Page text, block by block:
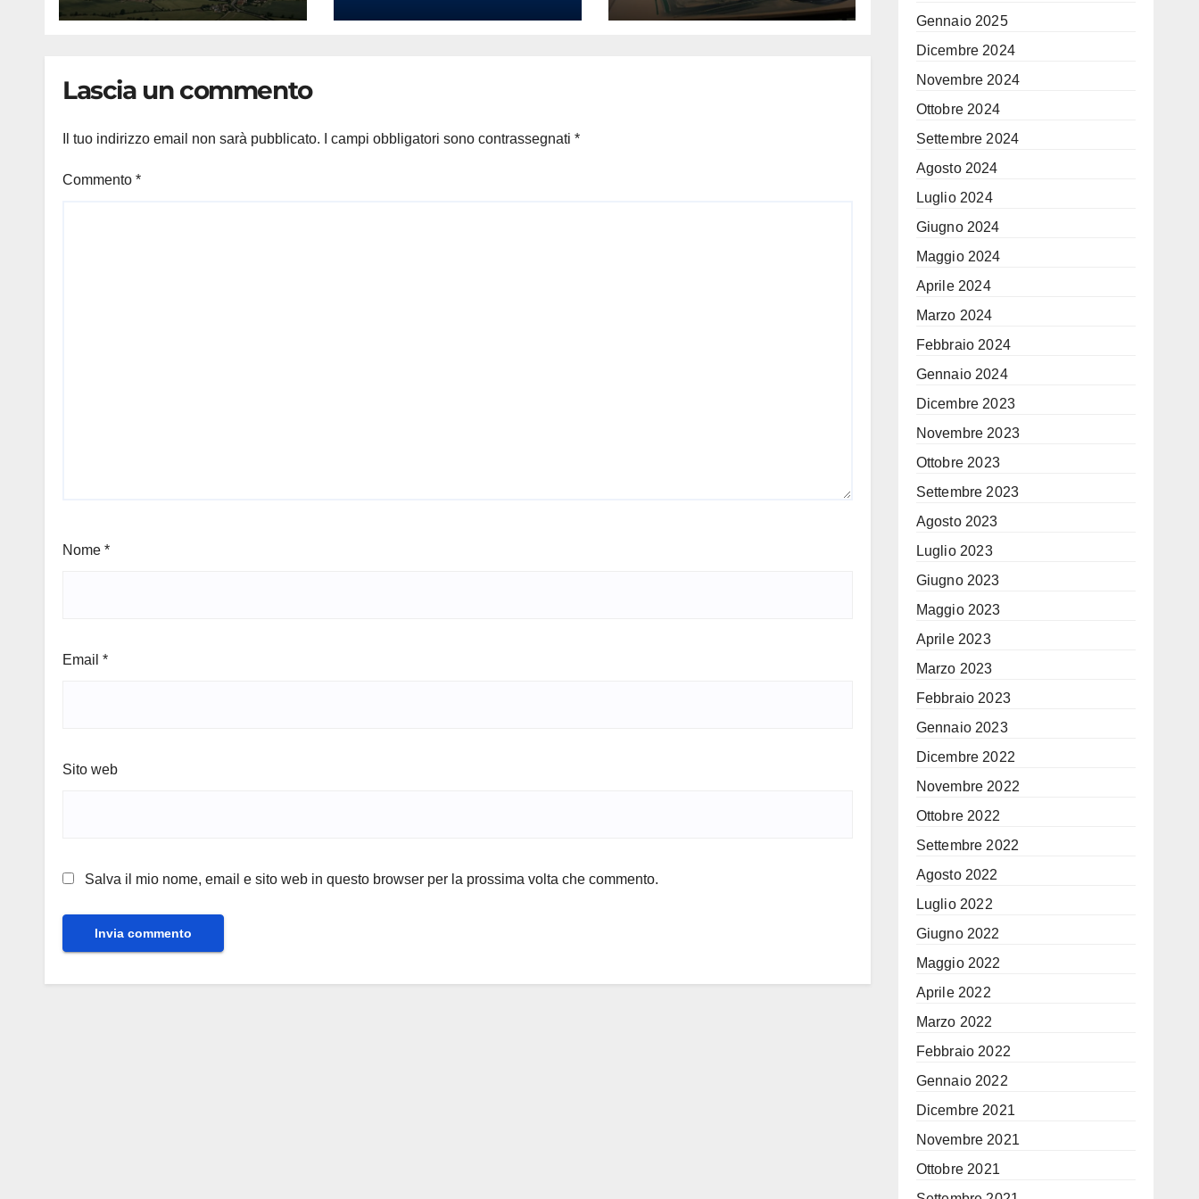
nell’intrattenimento
ballare’: il
sculture nel cuore
Lascia un commento
Il tuo indirizzo email non sarà pubblicato. I campi obbligatori sono contrassegnati *
Commento *
Nome *
Email *
Sito web
Salva il mio nome, email e sito web in questo browser per la prossima volta che commento.
Gennaio 2025
Dicembre 2024
Novembre 2024
Ottobre 2024
Settembre 2024
Agosto 2024
Luglio 2024
Giugno 2024
Maggio 2024
Aprile 2024
Marzo 2024
Febbraio 2024
Gennaio 2024
Dicembre 2023
Novembre 2023
Ottobre 2023
Settembre 2023
Agosto 2023
Luglio 2023
Giugno 2023
Maggio 2023
Aprile 2023
Marzo 2023
Febbraio 2023
Gennaio 2023
Dicembre 2022
Novembre 2022
Ottobre 2022
Settembre 2022
Agosto 2022
Luglio 2022
Giugno 2022
Maggio 2022
Aprile 2022
Marzo 2022
Febbraio 2022
Gennaio 2022
Dicembre 2021
Novembre 2021
Ottobre 2021